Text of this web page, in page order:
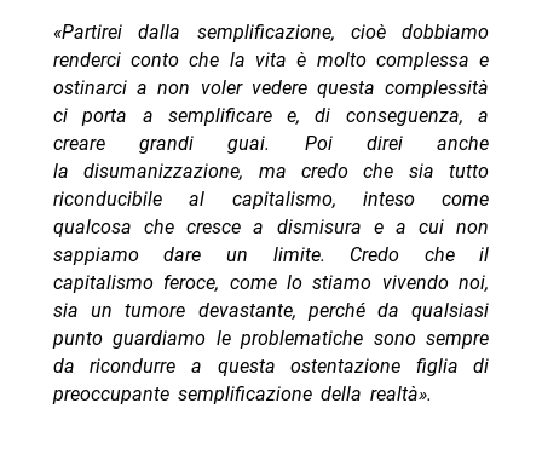
«Partirei dalla semplificazione, cioè dobbiamo
renderci conto che la vita è molto complessa e
ostinarci a non voler vedere questa complessità
ci porta a semplificare e, di conseguenza, a
creare grandi guai. Poi direi anche
la disumanizzazione, ma credo che sia tutto
riconducibile al capitalismo, inteso come
qualcosa che cresce a dismisura e a cui non
sappiamo dare un limite. Credo che il
capitalismo feroce, come lo stiamo vivendo noi,
sia un tumore devastante, perché da qualsiasi
punto guardiamo le problematiche sono sempre
da ricondurre a questa ostentazione figlia di
preoccupante semplificazione della realtà».